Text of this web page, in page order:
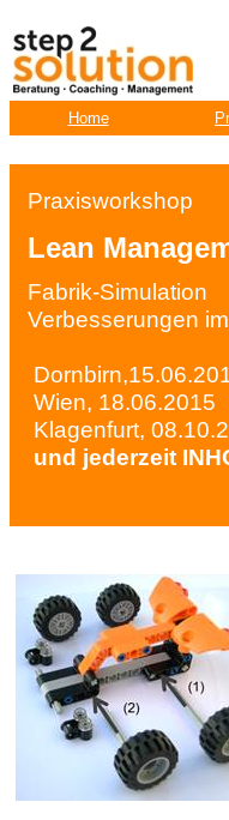
Home
Praxisworkshop
Lean
Fabrik-Simulation
Verbesserungen
Wien, 18.06.2015
Klagenfurt,
und jederzeit